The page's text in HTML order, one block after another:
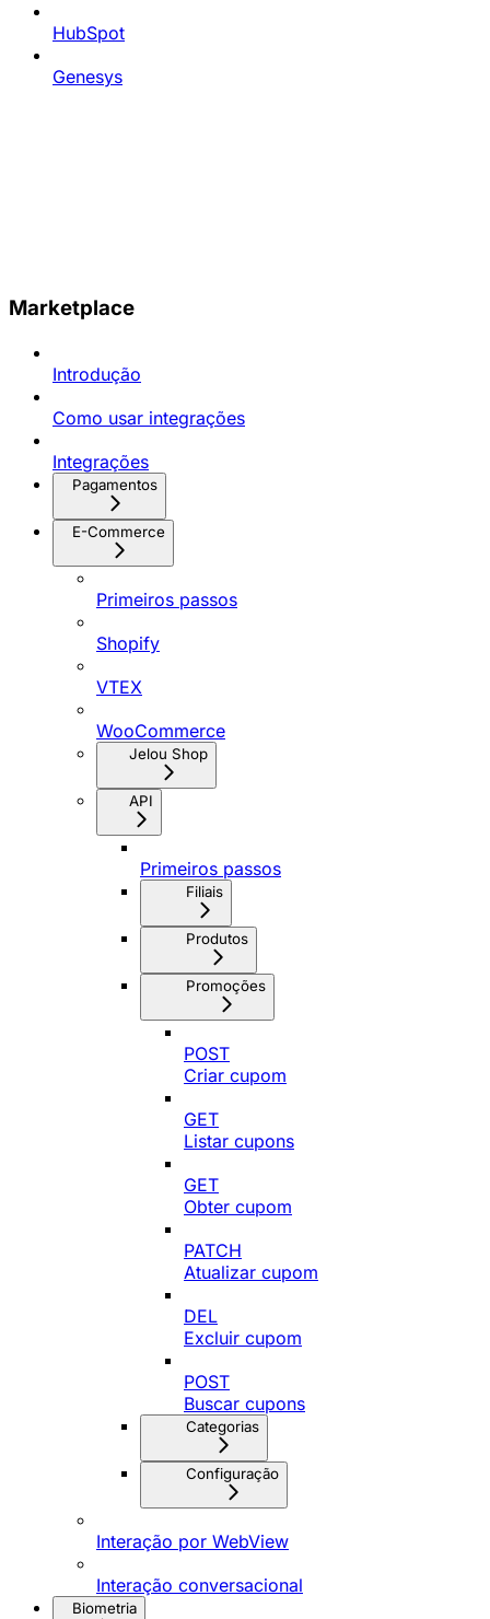
HubSpot
Genesys
Marketplace
Introdução
Como usar integrações
Integrações
Pagamentos
E-Commerce
Primeiros passos
Shopify
VTEX
WooCommerce
Jelou Shop
API
Primeiros passos
Filiais
Produtos
Promoções
POST
Criar cupom
GET
Listar cupons
GET
Obter cupom
PATCH
Atualizar cupom
DEL
Excluir cupom
POST
Buscar cupons
Categorias
Configuração
Interação por WebView
Interação conversacional
Biometria